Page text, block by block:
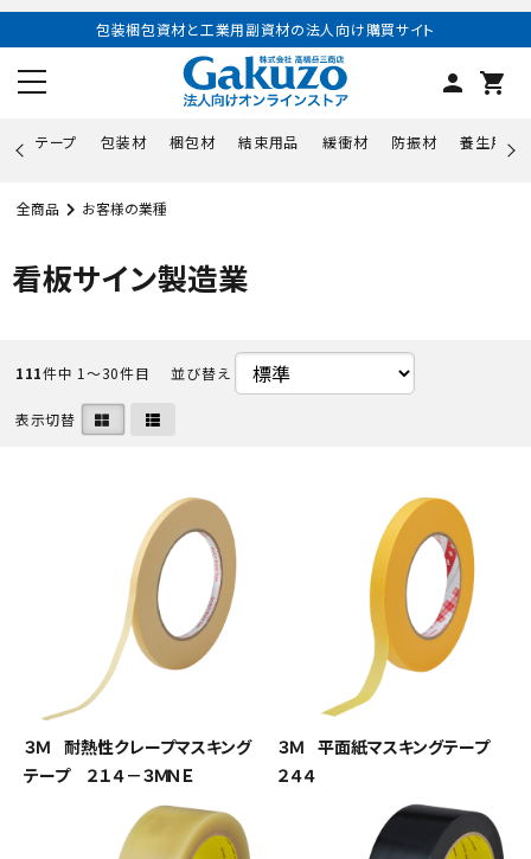
包装梱包資材と工業用副資材の法人向け購買サイト
person shopping_cart
テープ 包装材 梱包材 結束用品 緩衝材 防振材 養生用品
全商品 お客様の業種
看板サイン製造業
111件中 1〜30件目 並び替え
表示切替
３Ｍ 耐熱性クレープマスキング
テープ ２１４－３ＭＮＥ
３Ｍ 平面紙マスキングテープ
２４４